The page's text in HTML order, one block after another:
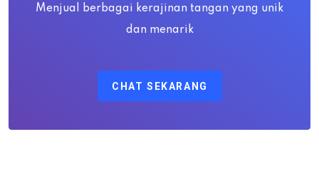
Menjual berbagai kerajinan tangan yang unik
dan menarik
CHAT SEKARANG